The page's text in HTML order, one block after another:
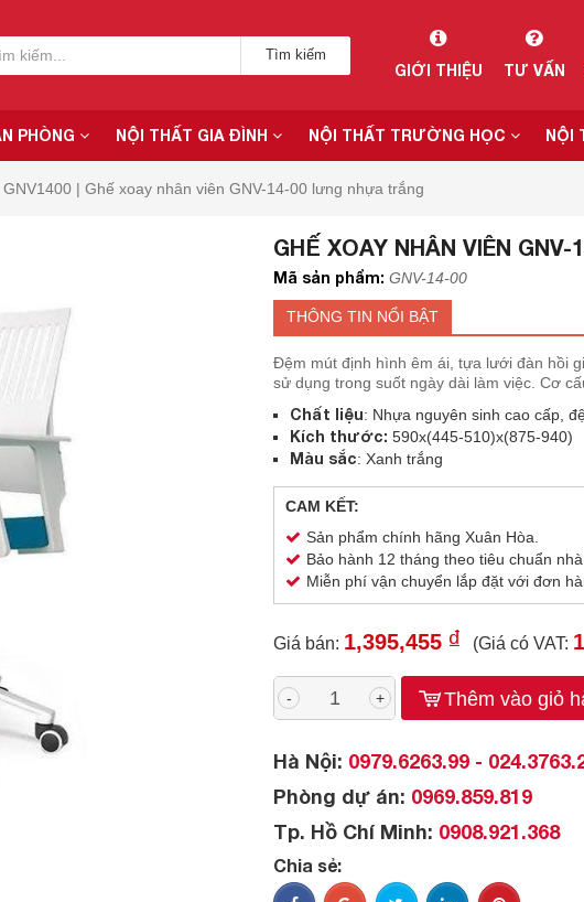
Tìm kiếm
GIỚI THIỆU TƯ VẤN
PHÒNG NỘI THẤT GIA ĐÌNH NỘI THẤT TRƯỜNG HỌC NỘI
GNV1400 | Ghế xoay nhân viên GNV-14-00 lưng nhựa trắng
GHẾ XOAY NHÂN VIÊN GNV-
Mã sản phẩm: GNV-14-00
THÔNG TIN NỔI BẬT
Đệm mút định hình êm ái, tựa lưới đàn hồi
sử dụng trong suốt ngày dài làm việc. Cơ
Chất liệu: Nhựa nguyên sinh cao cấp,
Kích thước: 590x(445-510)x(875-940)
Màu sắc: Xanh trắng
CAM KẾT:
Sản phẩm chính hãng Xuân Hòa.
Bảo hành 12 tháng theo tiêu chuẩn nhà
Miễn phí vận chuyển lắp đặt với đơn
Giá bán: 1,395,455 ₫ (Giá có VAT:
- + Thêm vào giỏ
Hà Nội: 0979.6263.99 -
Phòng dự án: 0969.859.819
Tp. Hồ Chí Minh: 0908.921.368
Chia sẻ: